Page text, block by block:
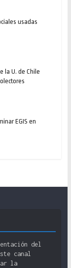
usadas
la U. de Chile
EGIS en
del
canal
la